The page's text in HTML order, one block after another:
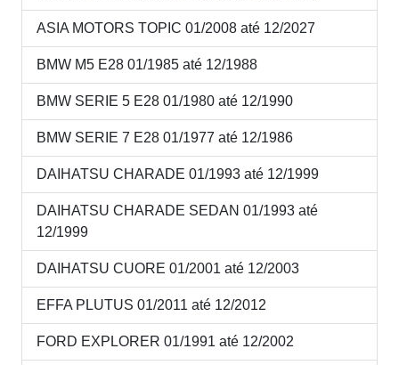
ASIA MOTORS TOPIC 01/2008 até 12/2027
BMW M5 E28 01/1985 até 12/1988
BMW SERIE 5 E28 01/1980 até 12/1990
BMW SERIE 7 E28 01/1977 até 12/1986
DAIHATSU CHARADE 01/1993 até 12/1999
DAIHATSU CHARADE SEDAN 01/1993 até
12/1999
DAIHATSU CUORE 01/2001 até 12/2003
EFFA PLUTUS 01/2011 até 12/2012
FORD EXPLORER 01/1991 até 12/2002